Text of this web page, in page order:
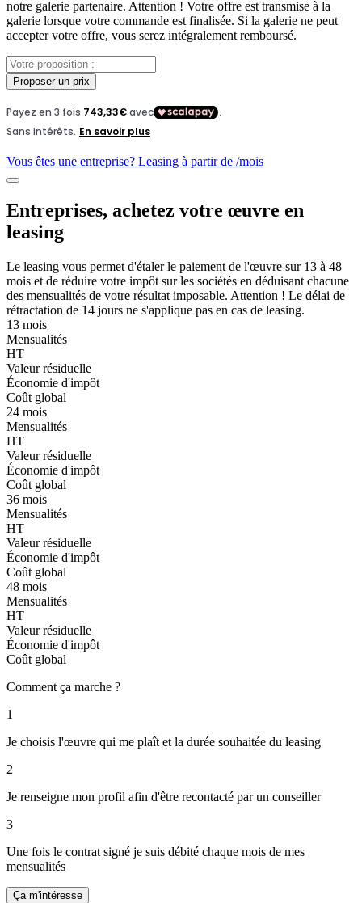
notre galerie partenaire. Attention ! Votre offre est transmise à la
galerie lorsque votre commande est finalisée. Si la galerie ne peut
accepter votre offre, vous serez intégralement remboursé.
Proposer un prix
Vous êtes une entreprise? Leasing à partir de /mois
Entreprises, achetez votre œuvre en
leasing
Le leasing vous permet d'étaler le paiement de l'œuvre sur 13 à 48
mois et de réduire votre impôt sur les sociétés en déduisant chacune
des mensualités de votre résultat imposable. Attention ! Le délai de
rétractation de 14 jours ne s'applique pas en cas de leasing.
13 mois
Mensualités
HT
Valeur résiduelle
Économie d'impôt
Coût global
24 mois
Mensualités
HT
Valeur résiduelle
Économie d'impôt
Coût global
36 mois
Mensualités
HT
Valeur résiduelle
Économie d'impôt
Coût global
48 mois
Mensualités
HT
Valeur résiduelle
Économie d'impôt
Coût global
Comment ça marche ?
1
Je choisis l'œuvre qui me plaît et la durée souhaitée du leasing
2
Je renseigne mon profil afin d'être recontacté par un conseiller
3
Une fois le contrat signé je suis débité chaque mois de mes
mensualités
Ça m'intéresse